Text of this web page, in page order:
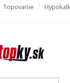
Topovanie